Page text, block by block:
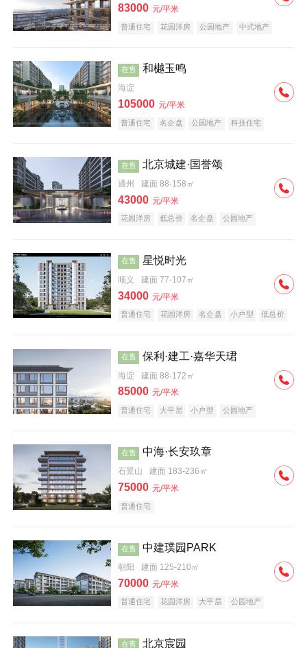
83000 元/平米
普通住宅 花园洋房 公园地产
中式地产
在售 和樾玉鸣
海淀
105000 元/平米
普通住宅 名企盘 公园地产 科技住宅
在售 北京城建·国誉颂
通州 建面 88-158㎡
43000 元/平米
花园洋房 低总价 名企盘 公园地产
在售 星悦时光
顺义 建面 77-107㎡
34000 元/平米
普通住宅 花园洋房 名企盘 小户型 低总价
在售 保利·建工·嘉华天珺
海淀 建面 88-172㎡
85000 元/平米
普通住宅 大平层 小户型
公园地产
在售 中海·长安玖章
石景山 建面 183-236㎡
75000 元/平米
普通住宅
在售 中建璞园PARK
朝阳 建面 125-210㎡
70000 元/平米
普通住宅 花园洋房 大平层
公园地产
在售 北京宸园